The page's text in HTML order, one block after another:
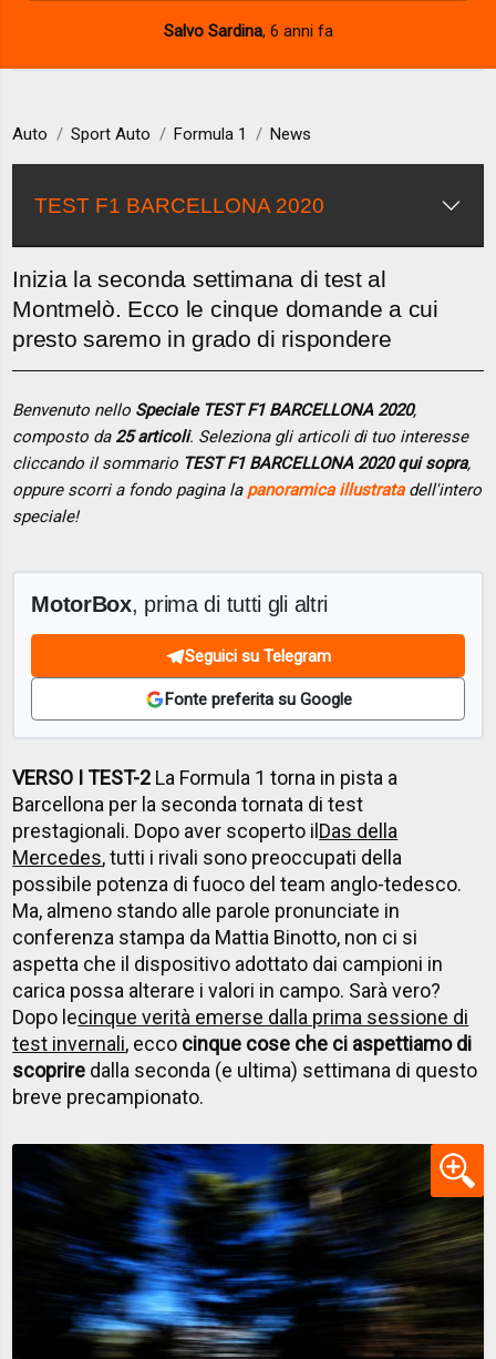
Salvo Sardina, 6 anni fa
Auto Sport Auto Formula 1 News
TEST F1 BARCELLONA 2020
Inizia la seconda settimana di test al
Montmelò. Ecco le cinque domande a cui
presto saremo in grado di rispondere
Benvenuto nello Speciale TEST F1 BARCELLONA 2020,
composto da 25 articoli. Seleziona gli articoli di tuo interesse
cliccando il sommario TEST F1 BARCELLONA 2020 qui sopra,
oppure scorri a fondo pagina la panoramica illustratadell'intero
speciale!
MotorBox, prima di tutti gli altri
Seguici su Telegram
Fonte preferita su Google
VERSO I TEST-2 La Formula 1 torna in pista a
Barcellona per la seconda tornata di test
prestagionali. Dopo aver scoperto ilDas della
Mercedes, tutti i rivali sono preoccupati della
possibile potenza di fuoco del team anglo-tedesco.
Ma, almeno stando alle parole pronunciate in
conferenza stampa da Mattia Binotto, non ci si
aspetta che il dispositivo adottato dai campioni in
carica possa alterare i valori in campo. Sarà vero?
Dopo lecinque verità emerse dalla prima sessione di
test invernali, ecco cinque cose che ci aspettiamo di
scoprire dalla seconda (e ultima) settimana di questo
breve precampionato.